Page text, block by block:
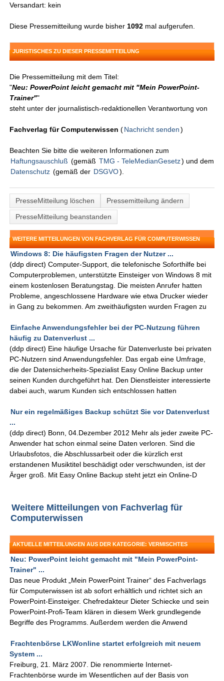
Versandart: kein
Diese Pressemitteilung wurde bisher 1092 mal aufgerufen.
JURISTISCHES ZU DIESER PRESSEMITTEILUNG
Die Pressemitteilung mit dem Titel:
"Neu: PowerPoint leicht gemacht mit "Mein PowerPoint-
Trainer""
steht unter der journalistisch-redaktionellen Verantwortung von
Fachverlag für Computerwissen (Nachricht senden )
Beachten Sie bitte die weiteren Informationen zum
Haftungsauschluß (gemäß TMG - TeleMedianGesetz) und dem
Datenschutz (gemäß der DSGVO).
PresseMitteilung löschen
Pressemitteilung ändern
PresseMitteilung beanstanden
WEITERE MITTEILUNGEN VON FACHVERLAG FÜR COMPUTERWISSEN
Windows 8: Die häufigsten Fragen der Nutzer ...
(ddp direct) Computer-Support, die telefonische Soforthilfe bei
Computerproblemen, unterstützte Einsteiger von Windows 8 mit
einem kostenlosen Beratungstag. Die meisten Anrufer hatten
Probleme, angeschlossene Hardware wie etwa Drucker wieder
in Gang zu bekommen. Am zweithäufigsten wurden Fragen zu
Einfache Anwendungsfehler bei der PC-Nutzung führen
häufig zu Datenverlust ...
(ddp direct) Eine häufige Ursache für Datenverluste bei privaten
PC-Nutzern sind Anwendungsfehler. Das ergab eine Umfrage,
die der Datensicherheits-Spezialist Easy Online Backup unter
seinen Kunden durchgeführt hat. Den Dienstleister interessierte
dabei auch, warum Kunden sich entschlossen hatten
Nur ein regelmäßiges Backup schützt Sie vor Datenverlust
...
(ddp direct) Bonn, 04.Dezember 2012 Mehr als jeder zweite PC-
Anwender hat schon einmal seine Daten verloren. Sind die
Urlaubsfotos, die Abschlussarbeit oder die kürzlich erst
erstandenen Musiktitel beschädigt oder verschwunden, ist der
Ärger groß. Mit Easy Online Backup steht jetzt ein Online-D
Weitere Mitteilungen von Fachverlag für
Computerwissen
AKTUELLE MITTEILUNGEN AUS DER KATEGORIE: VERMISCHTES
Neu: PowerPoint leicht gemacht mit "Mein PowerPoint-
Trainer" ...
Das neue Produkt „Mein PowerPoint Trainer“ des Fachverlags
für Computerwissen ist ab sofort erhältlich und richtet sich an
PowerPoint-Einsteiger. Chefredakteur Dieter Schiecke und sein
PowerPoint-Profi-Team klären in diesem Werk grundlegende
Begriffe des Programms. Außerdem werden die Anwend
Frachtenbörse LKWonline startet erfolgreich mit neuem
System ...
Freiburg, 21. März 2007. Die renommierte Internet-
Frachtenbörse wurde im Wesentlichen auf der Basis von